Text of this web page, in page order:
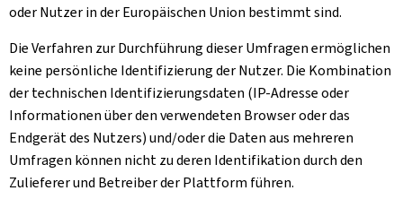
oder Nutzer in der Europäischen Union bestimmt sind.
Die Verfahren zur Durchführung dieser Umfragen ermöglichen
keine persönliche Identifizierung der Nutzer. Die Kombination
der technischen Identifizierungsdaten (IP-Adresse oder
Informationen über den verwendeten Browser oder das
Endgerät des Nutzers) und/oder die Daten aus mehreren
Umfragen können nicht zu deren Identifikation durch den
Zulieferer und Betreiber der Plattform führen.